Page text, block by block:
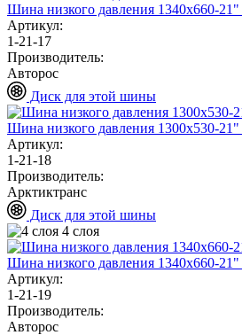
Шина низкого давления 1340х660-
Артикул:
1-21-17
Производитель:
Авторос
Диск для этой шины
Шина низкого давления 1300х530-
Артикул:
1-21-18
Производитель:
Арктиктранс
Диск для этой шины
4 слоя
Шина низкого давления 1340х660-
Артикул:
1-21-19
Производитель:
Авторос